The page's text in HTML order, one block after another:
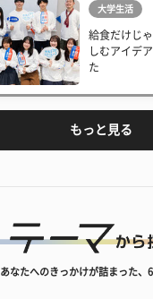
大学生活
給食だけじ
しむアイデ
た
もっと見る
あなたへのきっかけが詰まった、